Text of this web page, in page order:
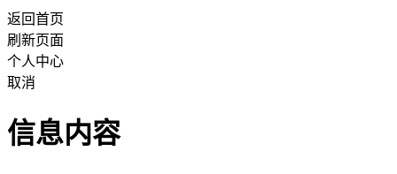
返回首页
刷新页面
个人中心
取消
信息内容